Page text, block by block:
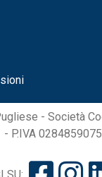
- Società
- P.IVA